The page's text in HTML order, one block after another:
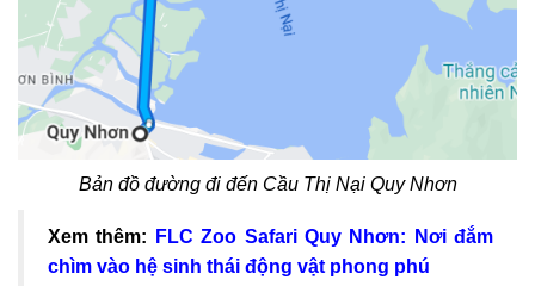
Bản đồ đường đi đến Cầu Thị Nại Quy Nhơn
Xem thêm:
FLC Zoo Safari Quy Nhơn: Nơi đắm
chìm vào hệ sinh thái động vật phong phú